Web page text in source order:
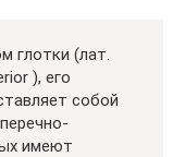
глотки (лат.
), его
собой
имеют